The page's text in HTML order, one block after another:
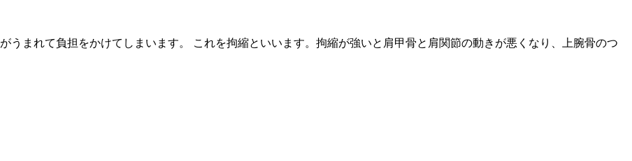
がうまれて負担をかけてしまいます。 これを拘縮といいます。拘縮が強いと肩甲骨と肩関節の動きが悪くなり、上腕骨のつ